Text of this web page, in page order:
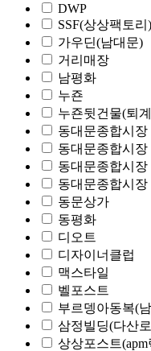
DWP
SSF(상상팩토리)
가우딘(남대문)
거리매장
남평화
누죤
누죤뒷건물(퇴
동대문종합시장
동대문종합시장
동대문종합시장
동대문종합시장
동문상가
동평화
디오트
디자이너클럽
맥스타일
벨포스트
부르뎅아동복(
삼정빌딩(다산
상상포스트